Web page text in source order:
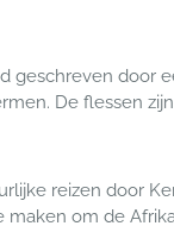
geschreven door
De flessen
reizen door
om de